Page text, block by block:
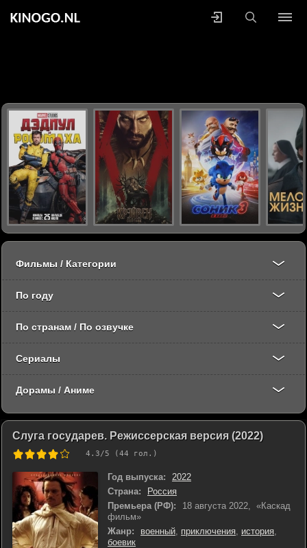
Слуга государев. Режиссерская версия (2022)
4.3/5 (44 гол.)
Год выпуска:
2022
Страна:
Россия
Премьера (РФ):
18 августа 2022, «Каскад
фильм»
Жанр:
военный, приключения, история,
боевик
Фильмы / Категории
По году
По странам / По озвучке
Сериалы
Дорамы / Аниме